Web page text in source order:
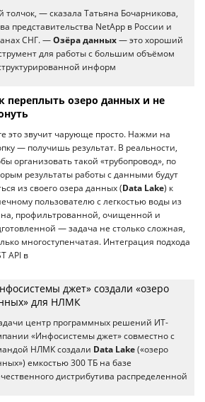
толчок, — сказала Татьяна Бочарникова,
представительства NetApp в России и
СНГ. — Озёра данных — это хороший
для работы с большим объёмом
информ
переплыть озеро данных и не
это звучит чарующе просто. Нажми на
— получишь результат. В реальности,
организовать такой «трубопровод», по
результаты работы с данными будут
из своего озера данных (Data Lake) к
пользователю с легкостью воды из
профильтрованной, очищенной и
— задача не столько сложная,
многоступенчатая. Интеграция подхода
API в
джет» создали «озеро
для НЛМК
центр программных решений ИТ-
«Инфосистемы джет» совместно с
НЛМК создали Data Lake («озеро
емкостью 300 ТБ на базе
дистрибутива распределенной